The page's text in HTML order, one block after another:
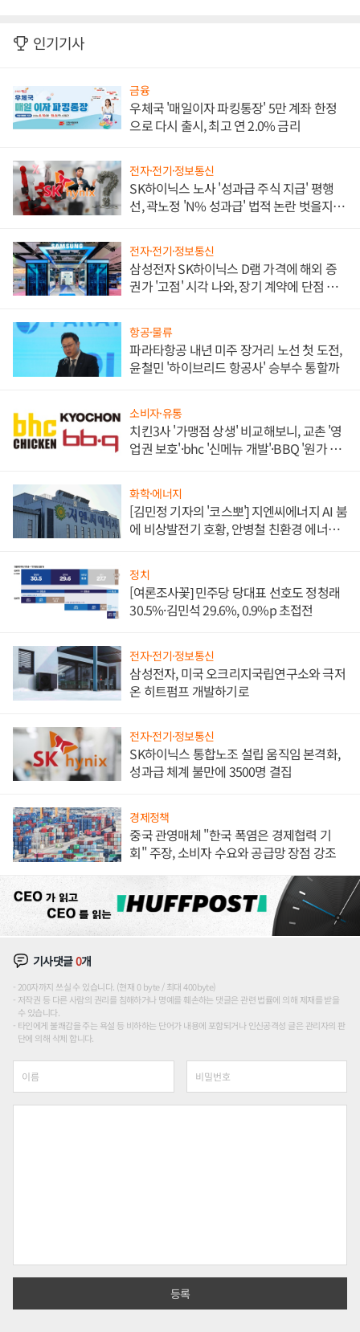
인기기사
금융
우체국 '매일이자 파킹통장' 5만 계좌 한정
으로 다시 출시, 최고 연 2.0% 금리
전자·전기·정보통신
SK하이닉스 노사 '성과급 주식 지급' 평행
선, 곽노정 'N% 성과급' 법적 논란 벗을지 주
전자·전기·정보통신
삼성전자 SK하이닉스 D램 가격에 해외 증
권가 '고점' 시각 나와, 장기 계약에 단점 부
항공·물류
파라타항공 내년 미주 장거리 노선 첫 도전,
윤철민 '하이브리드 항공사' 승부수 통할까
소비자·유통
치킨3사 '가맹점 상생' 비교해보니, 교촌 '영
업권 보호'·bhc '신메뉴 개발'·BBQ '원가 부
화학·에너지
[김민정 기자의 '코스뽀'] 지엔씨에너지 AI 붐
에 비상발전기 호황, 안병철 친환경 에너지
정치
[여론조사꽃] 민주당 당대표 선호도 정청래
30.5%·김민석 29.6%, 0.9%p 초접전
전자·전기·정보통신
삼성전자, 미국 오크리지국립연구소와 극저
온 히트펌프 개발하기로
전자·전기·정보통신
SK하이닉스 통합노조 설립 움직임 본격화,
성과급 체계 불만에 3500명 결집
경제정책
중국 관영매체 "한국 폭염은 경제협력 기
회" 주장, 소비자 수요와 공급망 장점 강조
기사댓글0개
200자까지 쓰실 수 있습니다. (현재 0 byte / 최대 400byte)
저작권 등 다른 사람의 권리를 침해하거나 명예를 훼손하는 댓글은 관련 법률에 의해 제재를 받을
수 있습니다.
타인에게 불쾌감을 주는 욕설 등 비하하는 단어가 내용에 포함되거나 인신공격성 글은 관리자의 판
단에 의해 삭제 합니다.